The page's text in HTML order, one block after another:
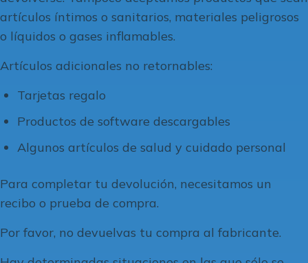
artículos íntimos o sanitarios, materiales peligrosos
o líquidos o gases inflamables.
Artículos adicionales no retornables:
Tarjetas regalo
Productos de software descargables
Algunos artículos de salud y cuidado personal
Para completar tu devolución, necesitamos un
recibo o prueba de compra.
Por favor, no devuelvas tu compra al fabricante.